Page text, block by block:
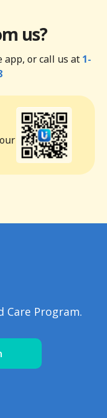
us?
app, or call us at 1-
Care Program.